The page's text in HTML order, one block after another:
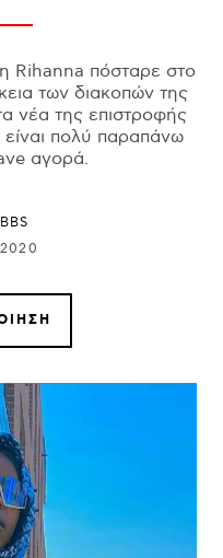
πόσταρε στο
των διακοπών της
νέα της επιστροφής
πολύ παραπάνω
αγορά.